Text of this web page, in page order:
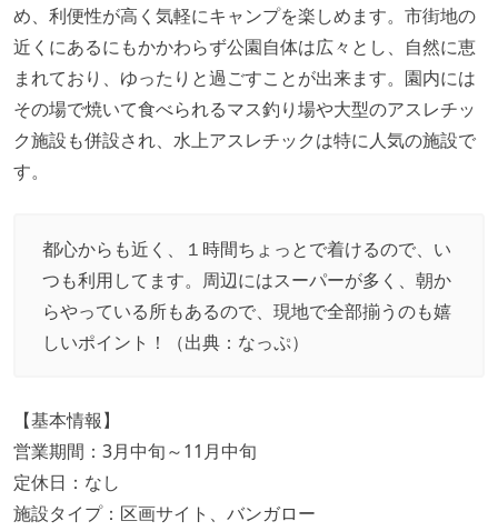
め、利便性が高く気軽にキャンプを楽しめます。市街地の
近くにあるにもかかわらず公園自体は広々とし、自然に恵
まれており、ゆったりと過ごすことが出来ます。園内には
その場で焼いて食べられるマス釣り場や大型のアスレチッ
ク施設も併設され、水上アスレチックは特に人気の施設で
す。
都心からも近く、１時間ちょっとで着けるので、い
つも利用してます。周辺にはスーパーが多く、朝か
らやっている所もあるので、現地で全部揃うのも嬉
しいポイント！（出典： なっぷ）
【基本情報】
営業期間：3月中旬～11月中旬
定休日：なし
施設タイプ：区画サイト、バンガロー